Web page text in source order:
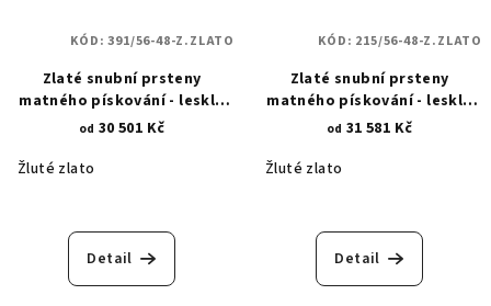
Zlaté snubní prsteny
matného pískování - lesklá
povrchová úprava - hvězdy
od 30 501 Kč
Žluté zlato
Detail
KÓD:391/56-48-Z.ZLATO
Zlaté snubní prsteny
matného pískování - lesklá
povrchová úprava - půlkruhy
od 31 581 Kč
Žluté zlato
Detail
KÓD: 215/56-48-Z.ZLATO